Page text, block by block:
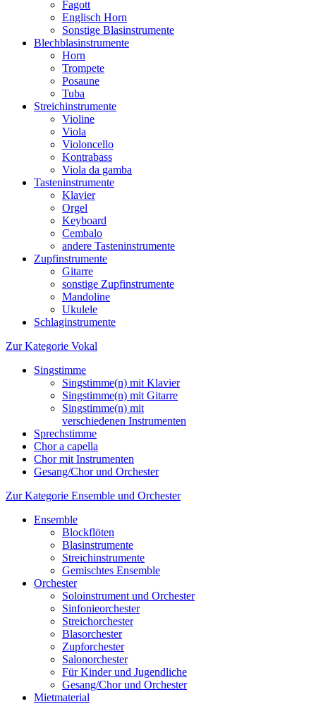
Fagott
Englisch Horn
Sonstige Blasinstrumente
Blechblasinstrumente
Horn
Trompete
Posaune
Tuba
Streichinstrumente
Violine
Viola
Violoncello
Kontrabass
Viola da gamba
Tasteninstrumente
Klavier
Orgel
Keyboard
Cembalo
andere Tasteninstrumente
Zupfinstrumente
Gitarre
sonstige Zupfinstrumente
Mandoline
Ukulele
Schlaginstrumente
Zur Kategorie Vokal
Singstimme
Singstimme(n) mit Klavier
Singstimme(n) mit Gitarre
Singstimme(n) mit
verschiedenen Instrumenten
Sprechstimme
Chor a capella
Chor mit Instrumenten
Gesang/Chor und Orchester
Zur Kategorie Ensemble und Orchester
Ensemble
Blockflöten
Blasinstrumente
Streichinstrumente
Gemischtes Ensemble
Orchester
Soloinstrument und Orchester
Sinfonieorchester
Streichorchester
Blasorchester
Zupforchester
Salonorchester
Für Kinder und Jugendliche
Gesang/Chor und Orchester
Mietmaterial